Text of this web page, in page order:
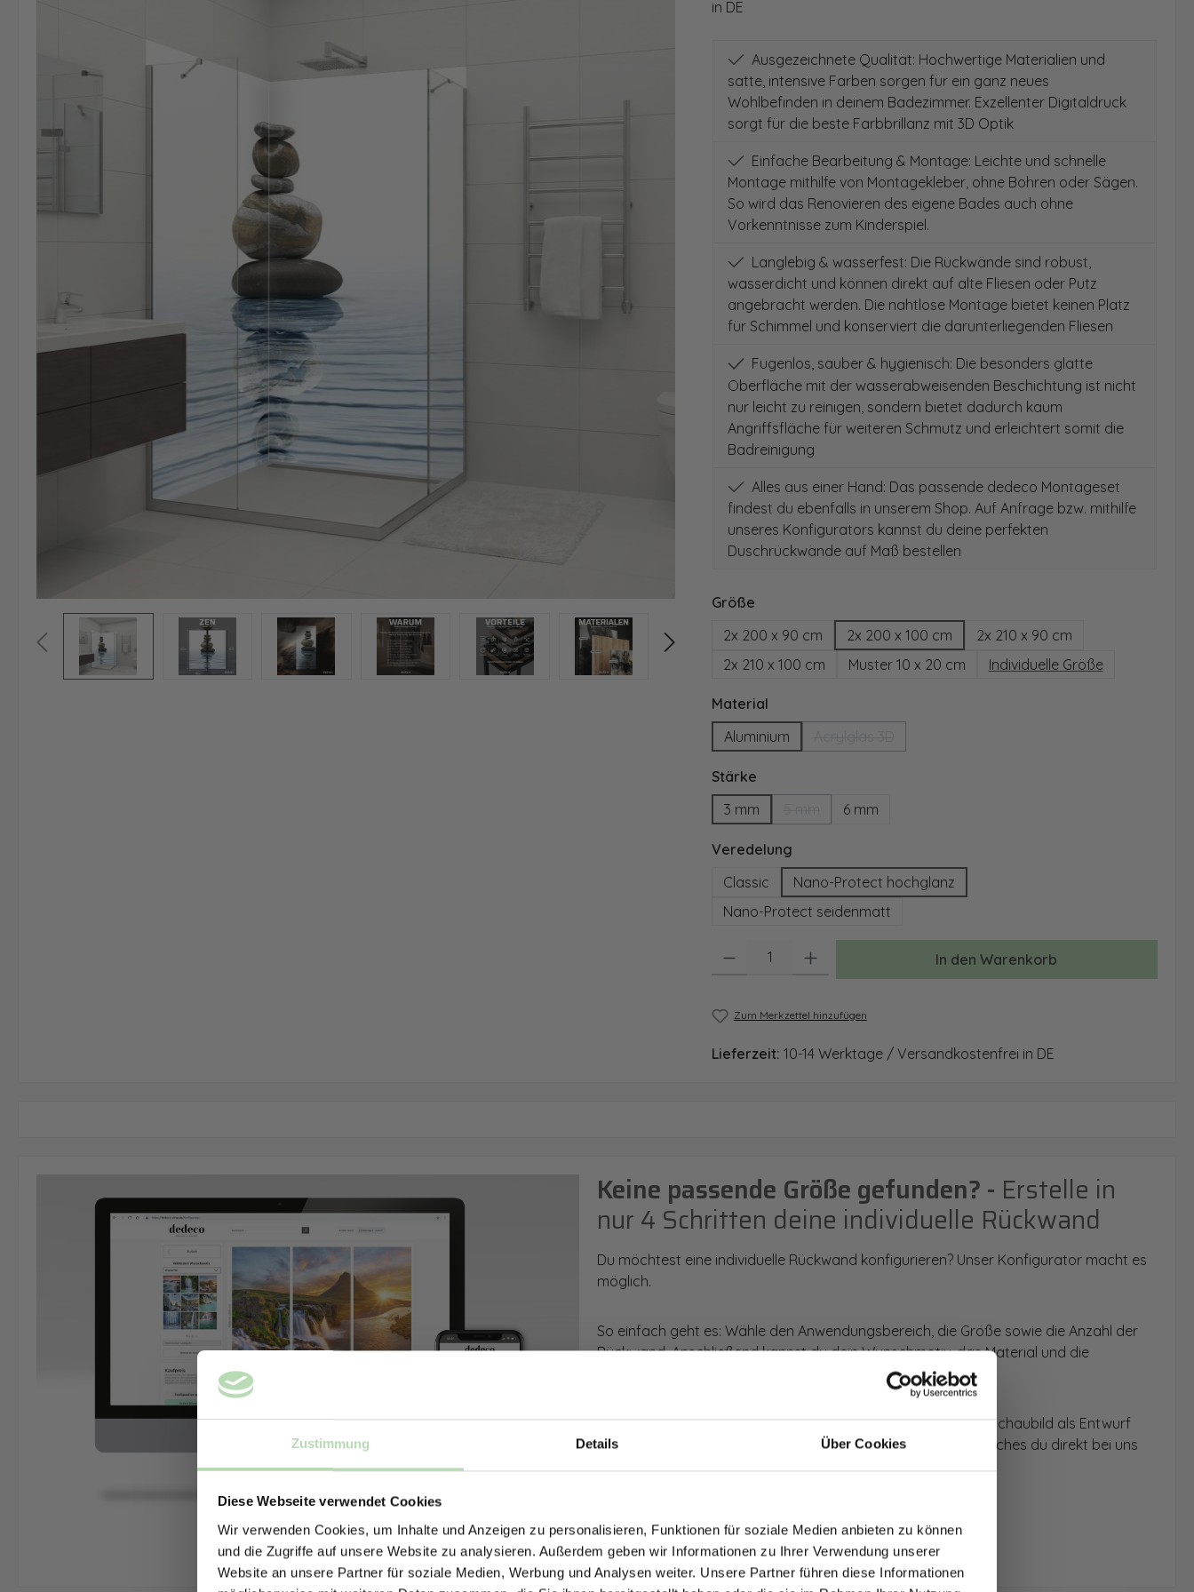
Zustimmung Details Über Cookies
Diese Webseite verwendet Cookies
Wir verwenden Cookies, um Inhalte und Anzeigen zu personalisieren, Funktionen für soziale Medien anbieten zu können
und die Zugriffe auf unsere Website zu analysieren. Außerdem geben wir Informationen zu Ihrer Verwendung unserer
Website an unsere Partner für soziale Medien, Werbung und Analysen weiter. Unsere Partner führen diese Informationen
in DE
Ausgezeichnete Qualität: Hochwertige Materialien und
satte, intensive Farben sorgen für ein ganz neues
Wohlbefinden in deinem Badezimmer. Exzellenter Digitaldruck
sorgt für die beste Farbbrillanz mit 3D Optik
Einfache Bearbeitung & Montage: Leichte und schnelle
Montage mithilfe von Montagekleber, ohne Bohren oder Sägen.
So wird das Renovieren des eigene Bades auch ohne
Vorkenntnisse zum Kinderspiel.
Langlebig & wasserfest: Die Rückwände sind robust,
wasserdicht und können direkt auf alte Fliesen oder Putz
angebracht werden. Die nahtlose Montage bietet keinen Platz
für Schimmel und konserviert die darunterliegenden Fliesen
Fugenlos, sauber & hygienisch: Die besonders glatte
Oberfläche mit der wasserabweisenden Beschichtung ist nicht
nur leicht zu reinigen, sondern bietet dadurch kaum
Angriffsfläche für weiteren Schmutz und erleichtert somit die
Badreinigung
Alles aus einer Hand: Das passende dedeco Montageset
findest du ebenfalls in unserem Shop. Auf Anfrage bzw. mithilfe
unseres Konfigurators kannst du deine perfekten
Duschrückwände auf Maß bestellen
Größeauswählen
2x 200 x 90 cm
2x 200 x 100 cm
2x 210 x 90 cm
2x 210 x 100 cm
Muster 10 x 20 cm Individuelle Größe
Materialauswählen
Aluminium
Stärkeauswählen
3 mm
(Diese Option ist zurzeit nicht verfügbar.)
6 mm
Veredelungauswählen
Classic
Nano-Protect hochglanz
Nano-Protect seidenmatt
Produkt Anzahl: Gib den gewünschten Wert ein oder benutze die Schaltflächen
In den Warenkorb
Zum Merkzettel hinzufügen
Lieferzeit: 10-14 Werktage / Versandkostenfrei in DE
Keine passende Größe gefunden? - Erstelle in
nur 4 Schritten deine individuelle Rückwand
Du möchtest eine individuelle Rückwand konfigurieren? Unser Konfigurator macht es
möglich.
So einfach geht es: Wähle den Anwendungsbereich, die Größe sowie die Anzahl der
Rückwand. Anschließend kannst du dein Wunschmotiv, das Material und die
Mithilfe unseres Konfigurators werden dir die Rückwände im Schaubild als Entwurf
dargestellt. Parallel erhältst du dein individuelles Angebot, welches du direkt bei uns
bestellen kannst.
Zum Konfigurator
Jetzt zum Newsletter anmelden.